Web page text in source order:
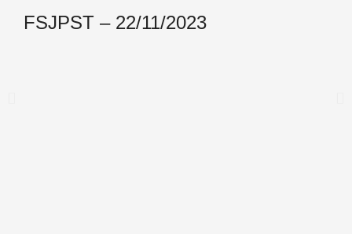
FSJPST – 22/11/2023